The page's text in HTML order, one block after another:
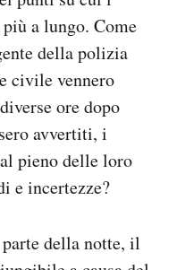
a lungo. Come
della polizia
civile vennero
ore dopo
avvertiti, i
pieno delle loro
e incertezze?
della notte, il